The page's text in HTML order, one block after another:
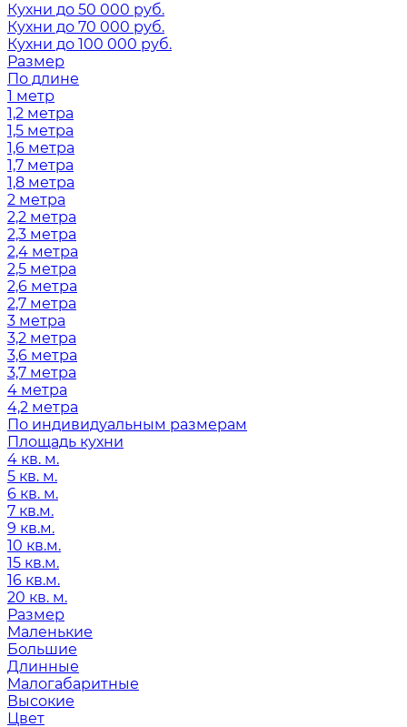
Кухни до 50 000 руб.
Кухни до 70 000 руб.
Кухни до 100 000 руб.
Размер
По длине
1 метр
1,2 метра
1,5 метра
1,6 метра
1,7 метра
1,8 метра
2 метра
2,2 метра
2,3 метра
2,4 метра
2,5 метра
2,6 метра
2,7 метра
3 метра
3,2 метра
3,6 метра
3,7 метра
4 метра
4,2 метра
По индивидуальным размерам
Площадь кухни
4 кв. м.
5 кв. м.
6 кв. м.
7 кв.м.
9 кв.м.
10 кв.м.
15 кв.м.
16 кв.м.
20 кв. м.
Размер
Маленькие
Большие
Длинные
Малогабаритные
Высокие
Цвет